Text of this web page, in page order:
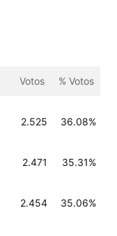
Votos % Votos
2.525 36.08%
2.471 35.31%
2.454 35.06%